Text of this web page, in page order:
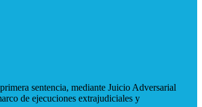
sentencia, mediante Juicio Adversarial
de ejecuciones extrajudiciales y